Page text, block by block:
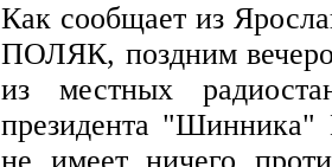
Как сообщает из
ПОЛЯК, поздним
из местных
президента "Шинника"